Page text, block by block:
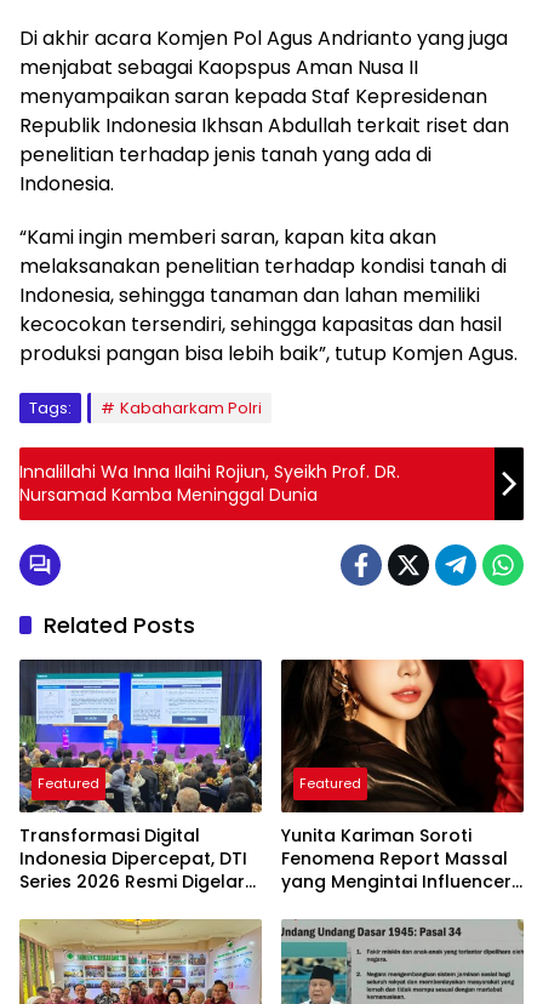
Di akhir acara Komjen Pol Agus Andrianto yang juga
menjabat sebagai Kaopspus Aman Nusa II
menyampaikan saran kepada Staf Kepresidenan
Republik Indonesia Ikhsan Abdullah terkait riset dan
penelitian terhadap jenis tanah yang ada di
Indonesia.
“Kami ingin memberi saran, kapan kita akan
melaksanakan penelitian terhadap kondisi tanah di
Indonesia, sehingga tanaman dan lahan memiliki
kecocokan tersendiri, sehingga kapasitas dan hasil
produksi pangan bisa lebih baik”, tutup Komjen Agus.
Tags: Kabaharkam Polri
Innalillahi Wa Inna Ilaihi Rojiun, Syeikh Prof. DR.
Nursamad Kamba Meninggal Dunia
Related Posts
Featured
Transformasi Digital
Indonesia Dipercepat, DTI
Series 2026 Resmi Digelar
Featured
Yunita Kariman Soroti
Fenomena Report Massal
yang Mengintai Influencer,
yang Perlu Diketahui